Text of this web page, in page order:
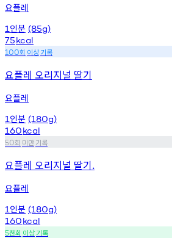
요플레
1 인분 (85g)
75kcal
100회 이상기록
요플레 오리지널 딸기
요플레
1 인분 (180g)
160kcal
50회 미만기록
요플레 오리지널 딸기.
요플레
1 인분 (180g)
160kcal
5천회 이상기록